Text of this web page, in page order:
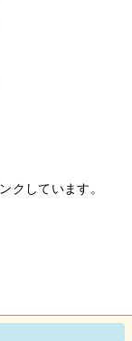
クしています。